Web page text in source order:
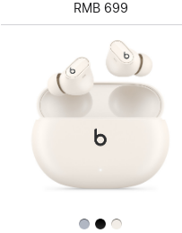
RMB 699